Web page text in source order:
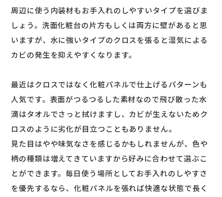
周辺に使う内装材もお手入れのしやすいタイプを選びま
しょう。洗面化粧台の片方もしくは両方に壁があると思
いますが、水に強いタイプのクロスを張ると湿気による
カビの発生を抑えやすくなります。
最近はクロスではなく化粧パネルで仕上げるパターンも
人気です。表面がつるつるした素材なので飛び散った水
滴はタオルでさっと拭けますし、カビが生えないためク
ロスのように劣化が目立つこともありません。
見た目はやや味気なさを感じるかもしれませんが、色や
柄の種類は増えてきていますから好みに合わせて選ぶこ
とができます。毎日使う場所としてお手入れのしやすさ
を優先するなら、化粧パネルを張れば快適な状態で長く